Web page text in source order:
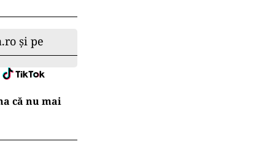
și pe
că nu mai